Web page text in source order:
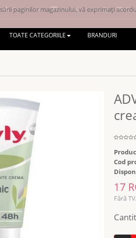
Contul meu Lista de dorințe (0)
TOATE CATEGORIILE BRANDURI
Cod
17
Fără
paginilor magazinului, vă exprimați